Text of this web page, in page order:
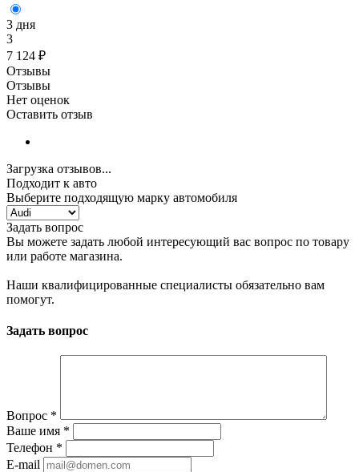
3 дня
3
7 124 ₽
Отзывы
Отзывы
Нет оценок
Оставить отзыв
Загрузка отзывов...
Подходит к авто
Выберите подходящую марку автомобиля
Задать вопрос
Вы можете задать любой интересующий вас вопрос по товару
или работе магазина.
Наши квалифицированные специалисты обязательно вам
помогут.
Задать вопрос
Вопрос *
Ваше имя *
Телефон *
E-mail